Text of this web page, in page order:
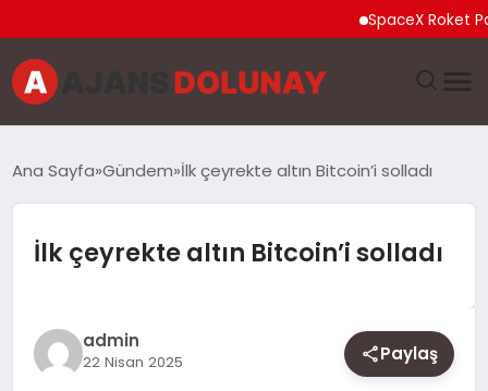
SpaceX Roket Parçası
EĞITIM
EKONOMI
GÜNCEL
Ana Sayfa Gündem İlk çeyrekte altın Bitcoin’i solladı
İlk çeyrekte altın Bitcoin’i solladı
admin
22 Nisan 2025 Paylaş